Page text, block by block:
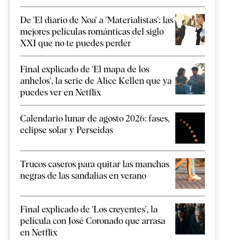
De 'El diario de Noa' a 'Materialistas': las
mejores películas románticas del siglo
XXI que no te puedes perder
Final explicado de 'El mapa de los
anhelos', la serie de Alice Kellen que ya
puedes ver en Netflix
Calendario lunar de agosto 2026: fases,
eclipse solar y Perseidas
Trucos caseros para quitar las manchas
negras de las sandalias en verano
Final explicado de 'Los creyentes', la
película con José Coronado que arrasa
en Netflix